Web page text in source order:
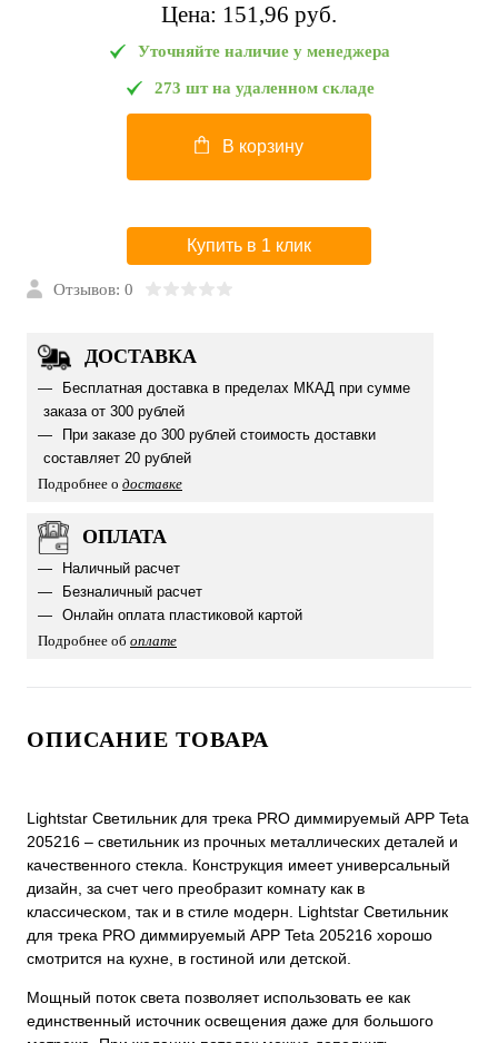
Цена: 151,96 pуб.
Уточняйте наличие у менеджера
273 шт на удаленном складе
В корзину
Купить в 1 клик
Отзывов: 0
ДОСТАВКА
Бесплатная доставка в пределах МКАД при сумме
заказа от 300 рублей
При заказе до 300 рублей стоимость доставки
составляет 20 рублей
Подробнее о доставке
ОПЛАТА
Наличный расчет
Безналичный расчет
Онлайн оплата пластиковой картой
Подробнее об оплате
ОПИСАНИЕ ТОВАРА
Lightstar Светильник для трека PRO диммируемый APP Teta
205216 – светильник из прочных металлических деталей и
качественного стекла. Конструкция имеет универсальный
дизайн, за счет чего преобразит комнату как в
классическом, так и в стиле модерн. Lightstar Светильник
для трека PRO диммируемый APP Teta 205216 хорошо
смотрится на кухне, в гостиной или детской.
Мощный поток света позволяет использовать ее как
единственный источник освещения даже для большого